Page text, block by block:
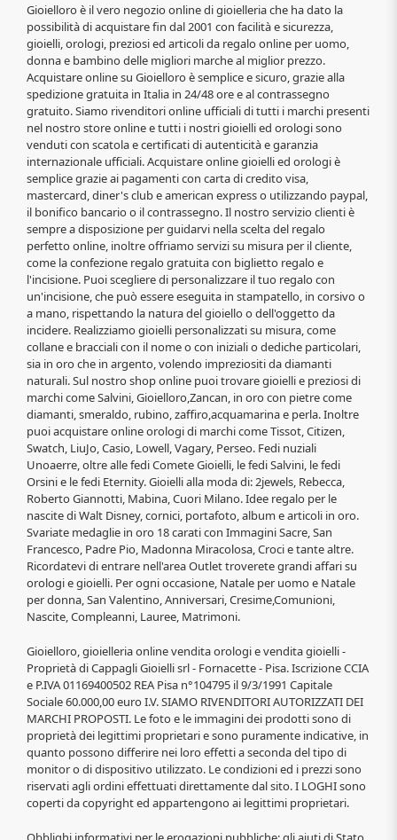
Gioielloro è il vero negozio online di gioielleria che ha dato la
possibilità di acquistare fin dal 2001 con facilità e sicurezza,
gioielli, orologi, preziosi ed articoli da regalo online per uomo,
donna e bambino delle migliori marche al miglior prezzo.
Acquistare online su Gioielloro è semplice e sicuro, grazie alla
spedizione gratuita in Italia in 24/48 ore e al contrassegno
gratuito. Siamo rivenditori online ufficiali di tutti i marchi presenti
nel nostro store online e tutti i nostri gioielli ed orologi sono
venduti con scatola e certificati di autenticità e garanzia
internazionale ufficiali. Acquistare online gioielli ed orologi è
semplice grazie ai pagamenti con carta di credito visa,
mastercard, diner's club e american express o utilizzando paypal,
il bonifico bancario o il contrassegno. Il nostro servizio clienti è
sempre a disposizione per guidarvi nella scelta del regalo
perfetto online, inoltre offriamo servizi su misura per il cliente,
come la confezione regalo gratuita con biglietto regalo e
l'incisione. Puoi scegliere di personalizzare il tuo regalo con
un'incisione, che può essere eseguita in stampatello, in corsivo o
a mano, rispettando la natura del gioiello o dell'oggetto da
incidere. Realizziamo gioielli personalizzati su misura, come
collane e bracciali con il nome o con iniziali o dediche particolari,
sia in oro che in argento, volendo impreziositi da diamanti
naturali. Sul nostro shop online puoi trovare gioielli e preziosi di
marchi come Salvini, Gioielloro,Zancan, in oro con pietre come
diamanti, smeraldo, rubino, zaffiro,acquamarina e perla. Inoltre
puoi acquistare online orologi di marchi come Tissot, Citizen,
Swatch, LiuJo, Casio, Lowell, Vagary, Perseo. Fedi nuziali
Unoaerre, oltre alle fedi Comete Gioielli, le fedi Salvini, le fedi
Orsini e le fedi Eternity. Gioielli alla moda di: 2jewels, Rebecca,
Roberto Giannotti, Mabina, Cuori Milano. Idee regalo per le
nascite di Walt Disney, cornici, portafoto, album e articoli in oro.
Svariate medaglie in oro 18 carati con Immagini Sacre, San
Francesco, Padre Pio, Madonna Miracolosa, Croci e tante altre.
Ricordatevi di entrare nell'area Outlet troverete grandi affari su
orologi e gioielli. Per ogni occasione, Natale per uomo e Natale
per donna, San Valentino, Anniversari, Cresime,Comunioni,
Nascite, Compleanni, Lauree, Matrimoni.
Gioielloro, gioielleria online vendita orologi e vendita gioielli -
Proprietà di Cappagli Gioielli srl - Fornacette - Pisa. Iscrizione CCIA
e P.IVA 01169400502 REA Pisa n°104795 il 9/3/1991 Capitale
Sociale 60.000,00 euro I.V. SIAMO RIVENDITORI AUTORIZZATI DEI
MARCHI PROPOSTI. Le foto e le immagini dei prodotti sono di
proprietà dei legittimi proprietari e sono puramente indicative, in
quanto possono differire nei loro effetti a seconda del tipo di
monitor o di dispositivo utilizzato. Le condizioni ed i prezzi sono
riservati agli ordini effettuati direttamente dal sito. I LOGHI sono
coperti da copyright ed appartengono ai legittimi proprietari.